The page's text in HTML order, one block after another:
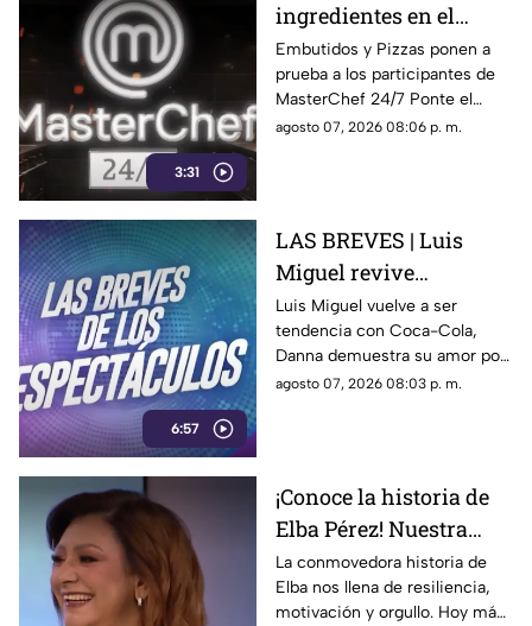
3:31
ingredientes en el
programa MasterChef
24/7
Embutidos y Pizzas ponen a
prueba a los participantes de
MasterChef 24/7 Ponte el
delantal y degusta junto a
agosto 07, 2026 08:06 p. m.
6:57
LAS BREVES | Luis
Miguel revive
nostalgia, Danna canta
tema de Belinda y Paul
Alone estrena disco
Luis Miguel vuelve a ser
tendencia con Coca-Cola,
Danna demuestra su amor por
Belinda y Paul Alone revela los
agosto 07, 2026 08:03 p. m.
¡Conoce la historia de
Elba Pérez! Nuestra
nueva Reina en el foro
de 'Cada mañana'
La conmovedora historia de
Elba nos llena de resiliencia,
motivación y orgullo. Hoy más